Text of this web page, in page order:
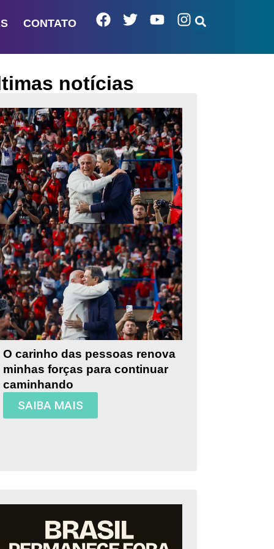
CONTATO
notícias
O carinho das pessoas renova
minhas forças para continuar
caminhando
SAIBA MAIS